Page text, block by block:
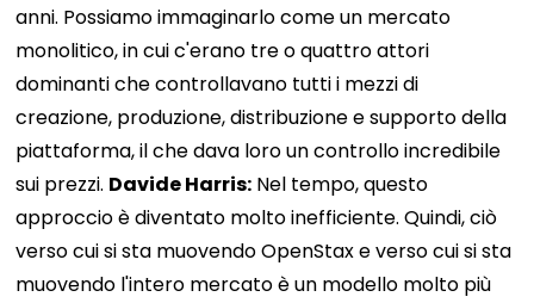
anni. Possiamo immaginarlo come un mercato
monolitico, in cui c'erano tre o quattro attori
dominanti che controllavano tutti i mezzi di
creazione, produzione, distribuzione e supporto della
piattaforma, il che dava loro un controllo incredibile
sui prezzi. Davide Harris: Nel tempo, questo
approccio è diventato molto inefficiente. Quindi, ciò
verso cui si sta muovendo OpenStax e verso cui si sta
muovendo l'intero mercato è un modello molto più